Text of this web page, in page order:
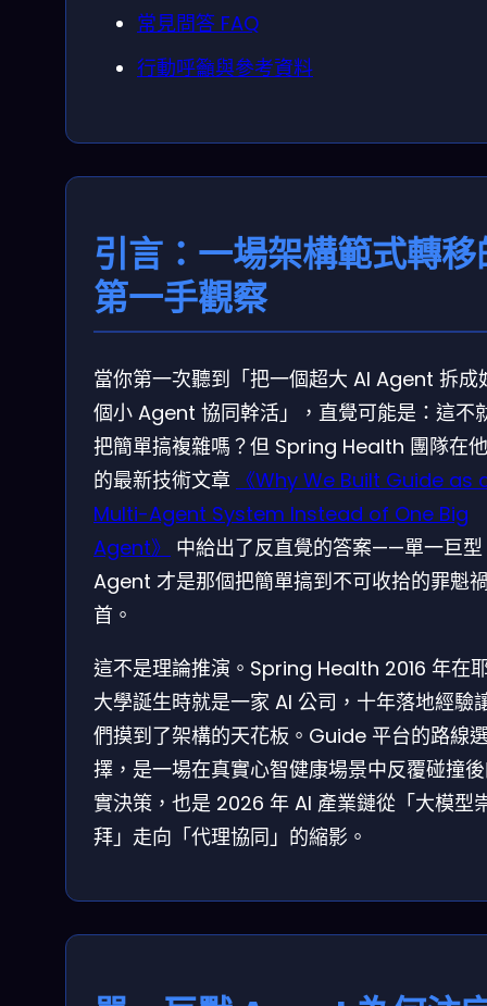
常見問答 FAQ
行動呼籲與參考資料
引言：一場架構範式轉移
第一手觀察
當你第一次聽到「把一個超大 AI Agent 拆成
個小 Agent 協同幹活」，直覺可能是：這不
把簡單搞複雜嗎？但 Spring Health 團隊在
的最新技術文章 《Why We Built Guide as
Multi-Agent System Instead of One Big
Agent》 中給出了反直覺的答案——單一巨型
Agent 才是那個把簡單搞到不可收拾的罪魁
首。
這不是理論推演。Spring Health 2016 年在
大學誕生時就是一家 AI 公司，十年落地經驗
們摸到了架構的天花板。Guide 平台的路線
擇，是一場在真實心智健康場景中反覆碰撞
實決策，也是 2026 年 AI 產業鏈從「大模型
拜」走向「代理協同」的縮影。